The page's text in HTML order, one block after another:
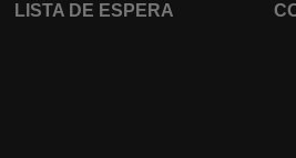
LISTA DE ESPERA